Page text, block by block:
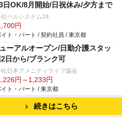
日OK/8月開始/日祝休み/夕方まで
ベルシステム24
円
ト・パート / 契約社員 / 東京都
ーアルオープン/日勤介護スタッ
日から/ブランク可
日本アメニティライフ協会
円～1,233円
ト・パート / 東京都
続きはこちら